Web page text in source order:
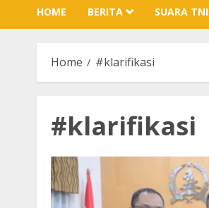
HOME BERITA SUARA TNI
Home #klarifikasi
#klarifikasi